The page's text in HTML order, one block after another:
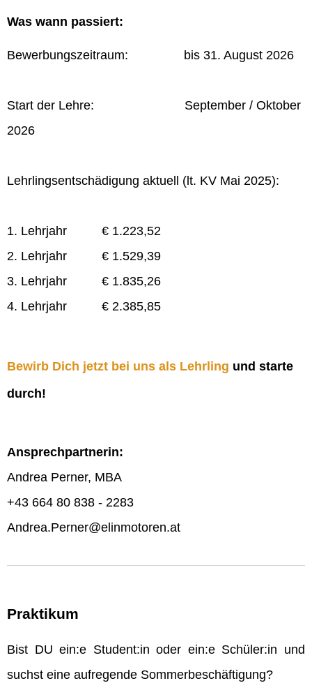
Was wann passiert:
Bewerbungszeitraum: bis 31. August 2026
Start der Lehre: September / Oktober
2026
Lehrlingsentschädigung aktuell (lt. KV Mai 2025):
1. Lehrjahr € 1.223,52
2. Lehrjahr € 1.529,39
3. Lehrjahr € 1.835,26
4. Lehrjahr € 2.385,85
Bewirb Dich jetzt bei uns als Lehrling und starte
durch!
Ansprechpartnerin:
Andrea Perner, MBA
+43 664 80 838 - 2283
Andrea.Perner@elinmotoren.at
Praktikum
Bist DU ein:e Student:in oder ein:e Schüler:in und
suchst eine aufregende Sommerbeschäftigung?